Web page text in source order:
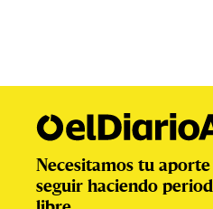
Necesitamos tu
seguir haciendo